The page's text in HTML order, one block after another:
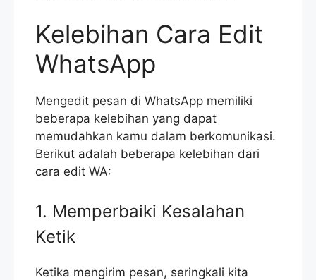
Kelebihan Cara Edit
WhatsApp
Mengedit pesan di WhatsApp memiliki
beberapa kelebihan yang dapat
memudahkan kamu dalam berkomunikasi.
Berikut adalah beberapa kelebihan dari
cara edit WA:
1. Memperbaiki Kesalahan
Ketik
Ketika mengirim pesan, seringkali kita